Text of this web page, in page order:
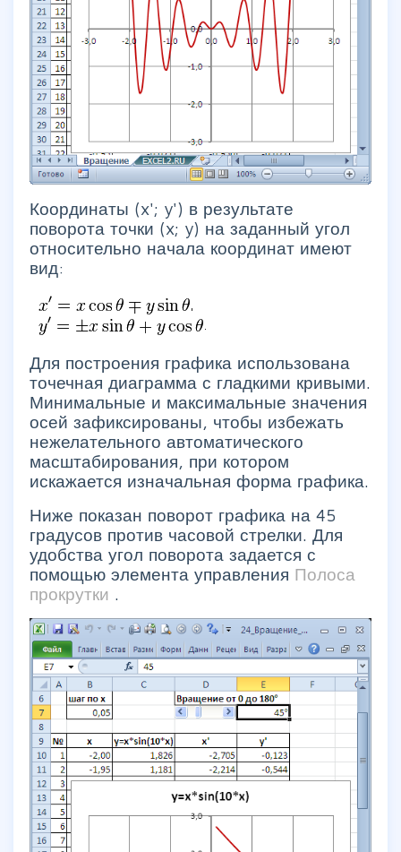
Координаты (x'; y') в результате
поворота точки (x; y) на заданный угол
относительно начала координат имеют
вид:
Для построения графика использована
точечная диаграмма с гладкими кривыми.
Минимальные и максимальные значения
осей зафиксированы, чтобы избежать
нежелательного автоматического
масштабирования, при котором
искажается изначальная форма графика.
Ниже показан поворот графика на 45
градусов против часовой стрелки. Для
удобства угол поворота задается с
помощью элемента управления Полоса
прокрутки .